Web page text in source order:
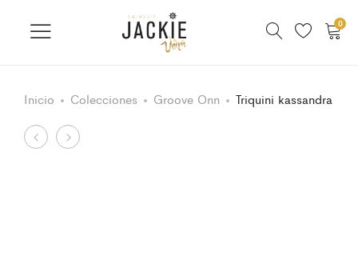
0
Inicio Colecciones Groove Onn Triquini kassandra
Product
Triquini
Bodysuit